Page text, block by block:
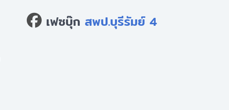
เฟซบุ๊ก สพป.บุรีรัมย์ 4